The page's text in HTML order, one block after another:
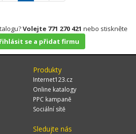
Volejte 771 270 421 nebo stiskněte
se a přidat firmu
Produkty
Internet123.cz
Online katalogy
PPC kampaně
Sociální sítě
Sledujte nás